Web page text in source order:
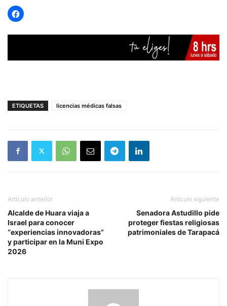
ETIQUETAS licencias médicas falsas
Artículo anterior
Alcalde de Huara viaja a
Israel para conocer
“experiencias innovadoras”
y participar en la Muni Expo
2026
Artículo siguiente
Senadora Astudillo pide
proteger fiestas religiosas
patrimoniales de Tarapacá